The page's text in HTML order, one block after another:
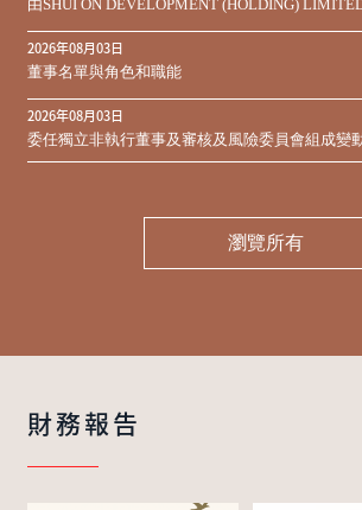
由SHUI ON DEVELOPMENT (HOLDING)
期之450,000,000美元9.75%優先票據之同意徵求
同意結果
2026年08月03日
董事名單與角色和職能
2026年08月03日
委任獨立非執行董事及審核及風險委員會組成變
瀏覽所有
財務報告